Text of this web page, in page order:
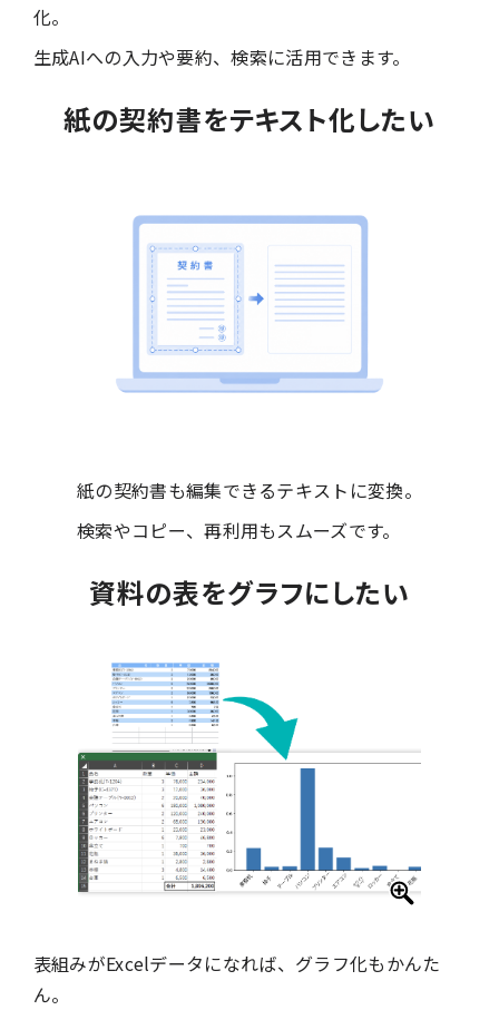
化。
生成AIへの入力や要約、検索に活用できます。
紙の契約書をテキスト化したい
紙の契約書も編集できるテキストに変換。
検索やコピー、再利用もスムーズです。
資料の表をグラフにしたい
表組みがExcelデータになれば、グラフ化もかんた
ん。